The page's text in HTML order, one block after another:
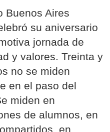
Buenos Aires
su aniversario
jornada de
y valores. Treinta y
no se miden
en el paso del
miden en
de alumnos, en
en